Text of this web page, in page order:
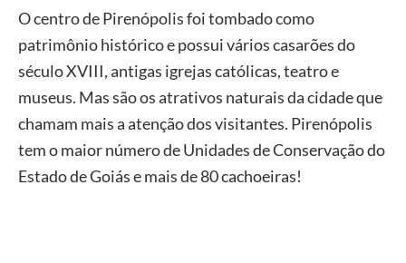
O centro de Pirenópolis foi tombado como
patrimônio histórico e possui vários casarões do
século XVIII, antigas igrejas católicas, teatro e
museus. Mas são os atrativos naturais da cidade que
chamam mais a atenção dos visitantes. Pirenópolis
tem o maior número de Unidades de Conservação do
Estado de Goiás e mais de 80 cachoeiras!